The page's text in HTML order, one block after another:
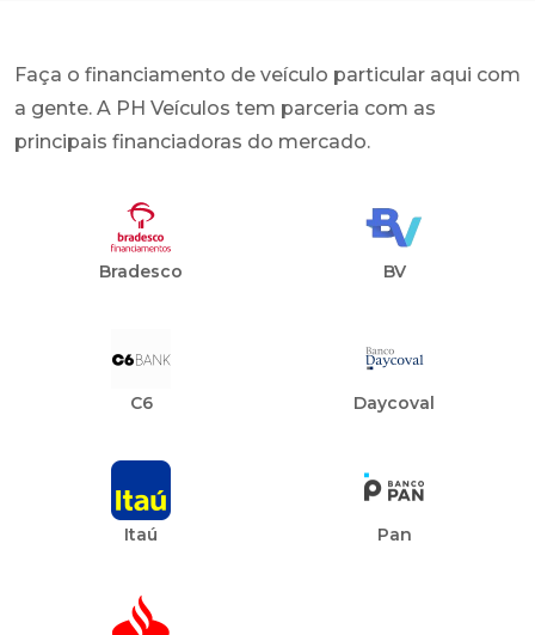
Faça o financiamento de veículo particular aqui com
a gente. A PH Veículos tem parceria com as
principais financiadoras do mercado.
Bradesco BV
C6 Daycoval
Itaú Pan